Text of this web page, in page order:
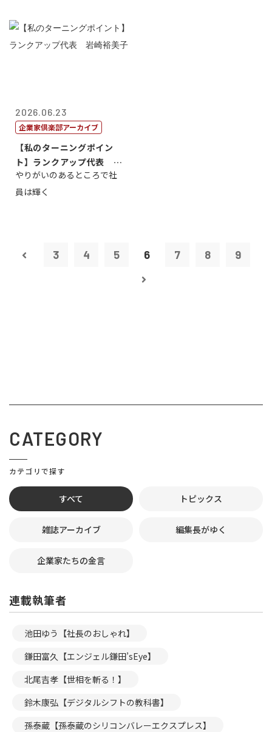
2026.06.23
企業家倶楽部アーカイブ
【私のターニングポイン
ト】ランクアップ代表 岩
崎裕美子
やりがいのあるところで社
員は輝く
3 4 5 6 7 8 9
CATEGORY
カテゴリで探す
すべて トピックス
雑誌アーカイブ 編集長がゆく
企業家たちの金言
連載執筆者
池田ゆう【社長のおしゃれ】
鎌田富久【エンジェル鎌田’sEye】
北尾吉孝【世相を斬る！】
鈴木康弘【デジタルシフトの教科書】
孫泰蔵【孫泰蔵のシリコンバレーエクスプレス】